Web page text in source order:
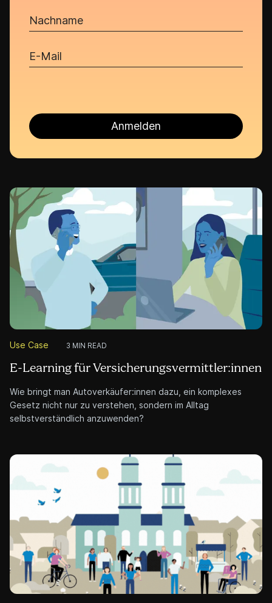
Nachname
E-Mail
Use Case 3 MIN READ
E-Learning für Versicherungsvermittler:innen
Wie bringt man Autoverkäufer:innen dazu, ein komplexes
Gesetz nicht nur zu verstehen, sondern im Alltag
selbstverständlich anzuwenden?